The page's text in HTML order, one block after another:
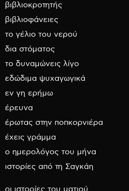
βιβλιοκροτητής
βιβλιοφάνειες
το γέλιο του νερού
δια στόματος
το δυναμώνεις λίγο
εδώδιμα ψυχαγωγικά
εν γη ερήμω
έρευνα
έρωτας στην ποπκορνιέρα
έχεις γράμμα
ο ημερολόγος του μήνα
ιστορίες από τη Σαγκάη